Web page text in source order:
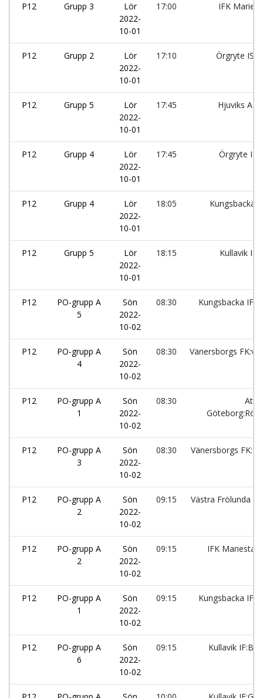
P12 Grupp 3
Lör
2022-
10-01
17:00 IFK
P12 Grupp 2
Lör
2022-
10-01
17:10 Örgryte
P12 Grupp 5
Lör
2022-
10-01
17:45 Hjuviks
P12 Grupp 4
Lör
2022-
10-01
17:45 Örgryte
P12 Grupp 4
Lör
2022-
10-01
18:05 Kungsbacka
P12 Grupp 5
Lör
2022-
10-01
18:15 Kullavik
P12
PO-grupp A
5
Sön
2022-
10-02
08:30 Kungsbacka IF:1
P12
PO-grupp A
4
Sön
2022-
10-02
08:30 Vänersborgs FK:vit
P12
PO-grupp A
1
Sön
2022-
10-02
08:30
Göteborg:Röd
P12
PO-grupp A
3
Sön
2022-
10-02
08:30 Vänersborgs
P12
PO-grupp A
2
Sön
2022-
10-02
09:15 Västra Frölunda
P12
PO-grupp A
2
Sön
2022-
10-02
09:15 IFK Mariestad
P12
PO-grupp A
1
Sön
2022-
10-02
09:15 Kungsbacka IF:2
P12
PO-grupp A
6
Sön
2022-
10-02
09:15 Kullavik IF:Blå